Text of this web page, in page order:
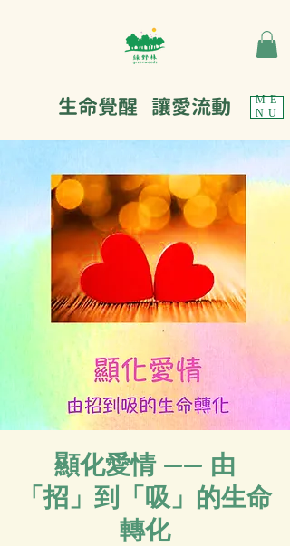
ME
NU
生命覺醒 讓愛流動
顯化愛情 —— 由
「招」到「吸」的生命
轉化